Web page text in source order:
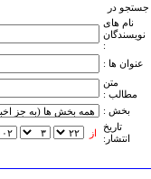
جستجو در
نام های
نویسندگان
:
عنوان ها :
متن
مطالب :
بخش :
تاريخ
انتشار:
از